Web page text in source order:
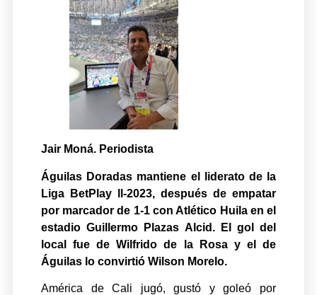
Jair Moná. Periodista
Águilas Doradas mantiene el liderato de la
Liga BetPlay ll-2023, después de empatar
por marcador de 1-1 con Atlético Huila en el
estadio Guillermo Plazas Alcid. El gol del
local fue de Wilfrido de la Rosa y el de
Águilas lo convirtió Wilson Morelo.
América de Cali jugó, gustó y goleó por